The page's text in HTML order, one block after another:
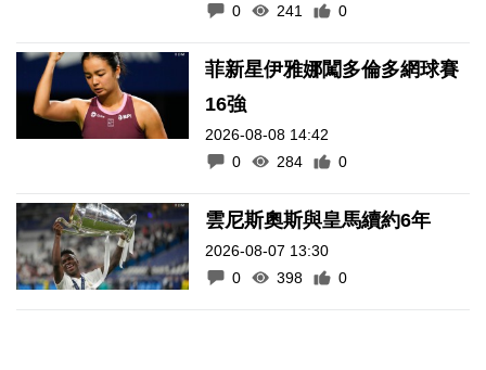
0
241 0
菲新星伊雅娜闖多倫多網球賽
16強
2026-08-08 14:42
0
284 0
雲尼斯奧斯與皇馬續約6年
2026-08-07 13:30
0
398 0